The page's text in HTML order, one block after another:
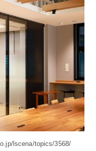
lscena/topics/3568/